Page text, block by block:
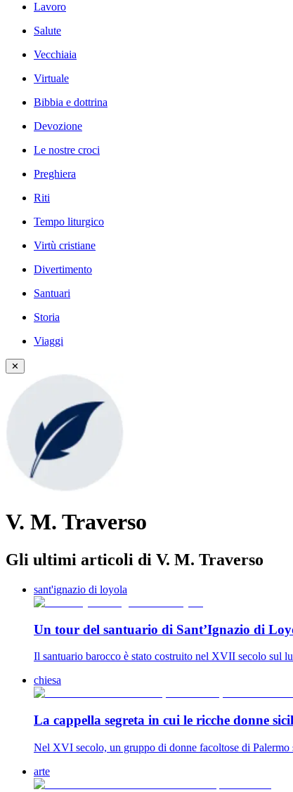
Lavoro
Salute
Vecchiaia
Virtuale
Bibbia e dottrina
Devozione
Le nostre croci
Preghiera
Riti
Tempo liturgico
Virtù cristiane
Divertimento
Santuari
Storia
Viaggi
✕
V. M. Traverso
Gli ultimi articoli di V. M. Traverso
sant'ignazio di loyola
Un tour del santuario di Sant’Ignazio di
Il santuario barocco è stato costruito nel XVII secolo sul
chiesa
La cappella segreta in cui le ricche donne
Nel XVI secolo, un gruppo di donne facoltose di Palermo
arte